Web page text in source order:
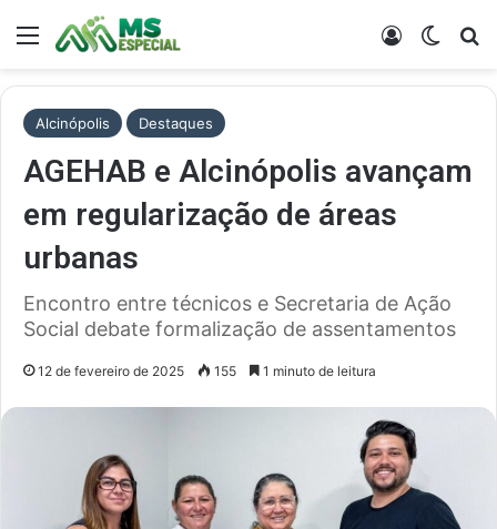
Menu Entrar
Alcinópolis Destaques
AGEHAB e Alcinópolis avançam
em regularização de áreas
urbanas
Encontro entre técnicos e Secretaria de Ação
Social debate formalização de assentamentos
12 de fevereiro de 2025 155 1 minuto de leitura